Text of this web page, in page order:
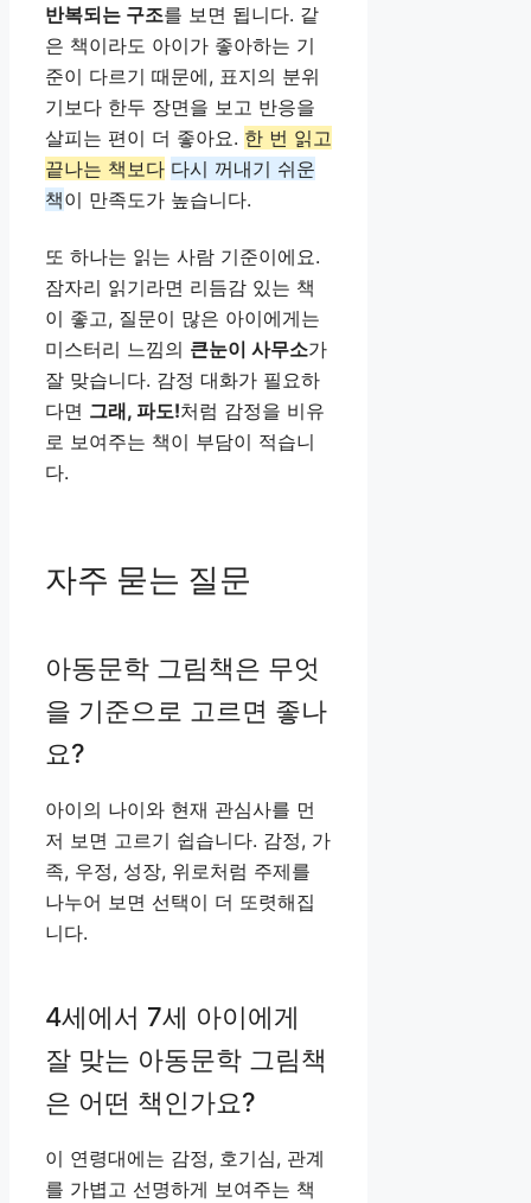
반복되는 구조를 보면 됩니다. 같
은 책이라도 아이가 좋아하는 기
준이 다르기 때문에, 표지의 분위
기보다 한두 장면을 보고 반응을
살피는 편이 더 좋아요. 한 번 읽고
끝나는 책보다 다시 꺼내기 쉬운
책이 만족도가 높습니다.
또 하나는 읽는 사람 기준이에요.
잠자리 읽기라면 리듬감 있는 책
이 좋고, 질문이 많은 아이에게는
미스터리 느낌의 큰눈이 사무소가
잘 맞습니다. 감정 대화가 필요하
다면 그래, 파도!처럼 감정을 비유
로 보여주는 책이 부담이 적습니
다.
자주 묻는 질문
아동문학 그림책은 무엇
을 기준으로 고르면 좋나
요?
아이의 나이와 현재 관심사를 먼
저 보면 고르기 쉽습니다. 감정, 가
족, 우정, 성장, 위로처럼 주제를
나누어 보면 선택이 더 또렷해집
니다.
4세에서 7세 아이에게
잘 맞는 아동문학 그림책
은 어떤 책인가요?
이 연령대에는 감정, 호기심, 관계
를 가볍고 선명하게 보여주는 책